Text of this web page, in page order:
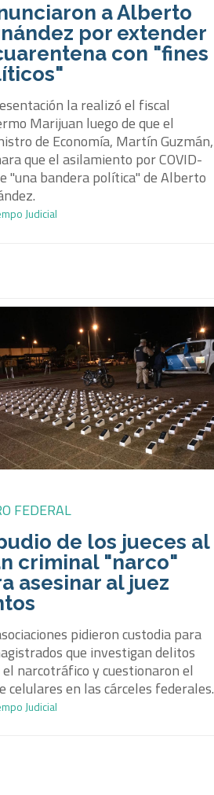
a Alberto
por extender
con "fines
la realizó el fiscal
Marijuan luego de que el
de Economía, Martín Guzmán,
que el asilamiento por COVID-
"una bandera política" de Alberto
Judicial
FEDERAL
de los jueces al
criminal "narco"
asesinar al juez
pidieron custodia para
que investigan delitos
el narcotráfico y cuestionaron el
celulares en las cárceles federales.
Judicial